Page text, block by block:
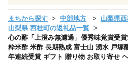
まちから探す 中部地方
山梨県
山梨県 西桂町の返礼品一覧
心の酢「上澄み無濾過」優秀味覚賞受
粋米酢 米酢 長期熟成 富士山 湧水 戸塚
年連続受賞 ギフト 贈り物 お取り寄せ